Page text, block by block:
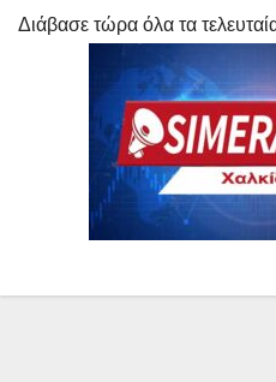
Διάβασε τώρα όλα τα